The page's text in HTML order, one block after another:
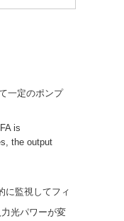
一定のポンプ
is
the output
に監視してフィ
光パワーが変